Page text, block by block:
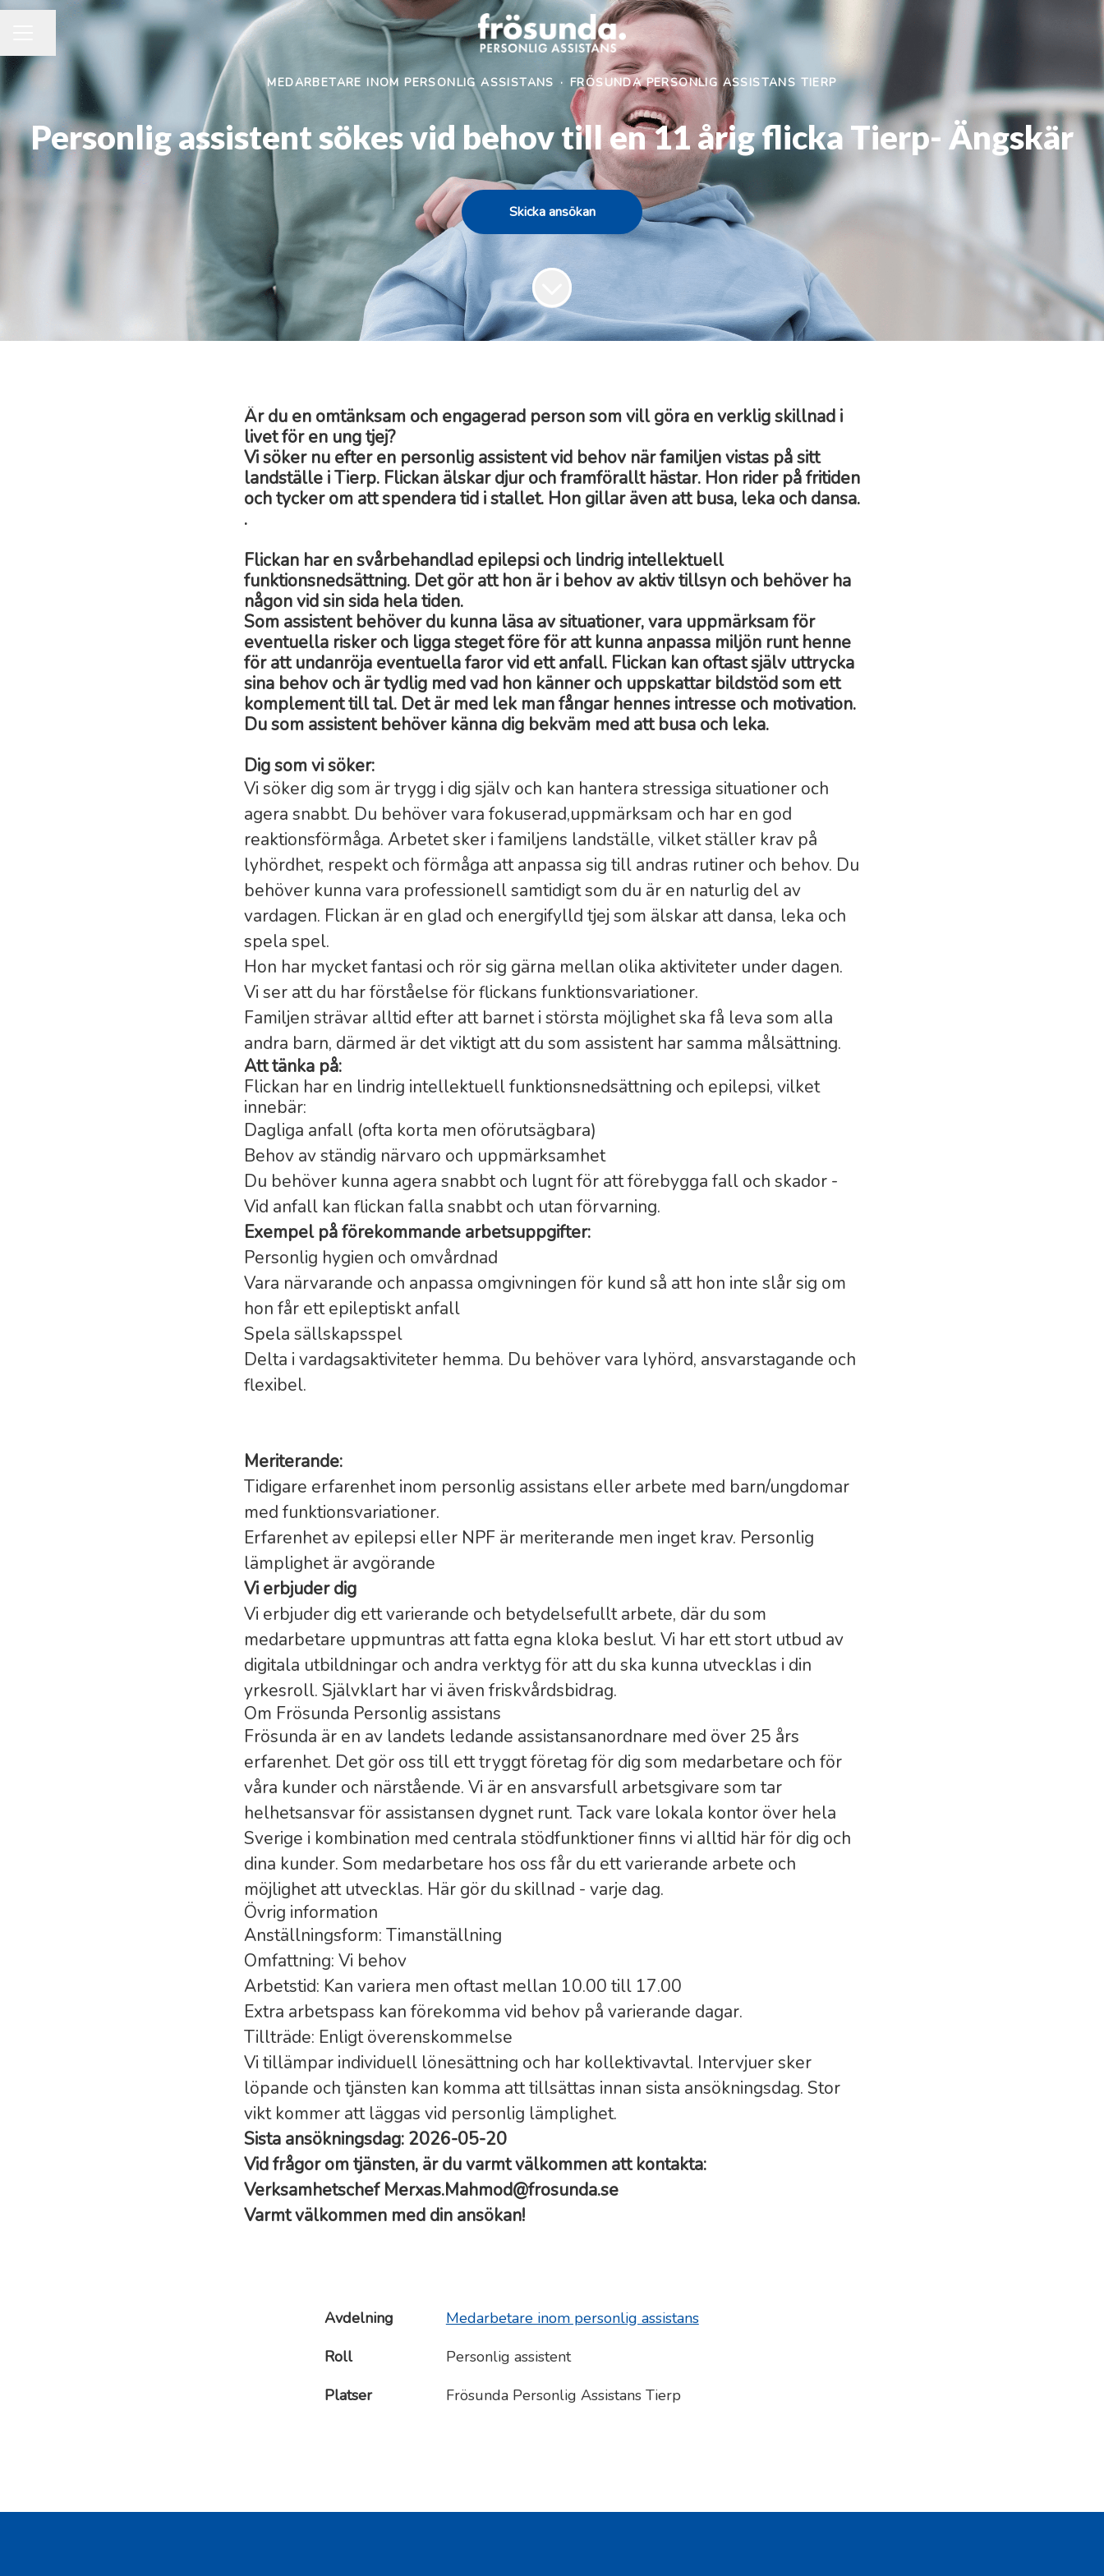
KARRIÄRMENY
Dela sidan
MEDARBETARE INOM PERSONLIG ASSISTANS · FRÖSUNDA PERSONLIG ASSISTANS TIERP
Personlig assistent sökes vid behov till en 11 årig flicka Tierp- Ängskär
Skicka ansökan
Är du en omtänksam och engagerad person som vill göra en verklig skillnad i
livet för en ung tjej?
Vi söker nu efter en personlig assistent vid behov när familjen vistas på sitt
landställe i Tierp. Flickan älskar djur och framförallt hästar. Hon rider på fritiden
och tycker om att spendera tid i stallet. Hon gillar även att busa, leka och dansa.
.
Flickan har en svårbehandlad epilepsi och lindrig intellektuell
funktionsnedsättning. Det gör att hon är i behov av aktiv tillsyn och behöver ha
någon vid sin sida hela tiden.
Som assistent behöver du kunna läsa av situationer, vara uppmärksam för
eventuella risker och ligga steget före för att kunna anpassa miljön runt henne
för att undanröja eventuella faror vid ett anfall. Flickan kan oftast själv uttrycka
sina behov och är tydlig med vad hon känner och uppskattar bildstöd som ett
komplement till tal. Det är med lek man fångar hennes intresse och motivation.
Du som assistent behöver känna dig bekväm med att busa och leka.
Dig som vi söker:
Vi söker dig som är trygg i dig själv och kan hantera stressiga situationer och
agera snabbt. Du behöver vara fokuserad,uppmärksam och har en god
reaktionsförmåga. Arbetet sker i familjens landställe, vilket ställer krav på
lyhördhet, respekt och förmåga att anpassa sig till andras rutiner och behov. Du
behöver kunna vara professionell samtidigt som du är en naturlig del av
vardagen. Flickan är en glad och energifylld tjej som älskar att dansa, leka och
spela spel.
Hon har mycket fantasi och rör sig gärna mellan olika aktiviteter under dagen.
Vi ser att du har förståelse för flickans funktionsvariationer.
Familjen strävar alltid efter att barnet i största möjlighet ska få leva som alla
andra barn, därmed är det viktigt att du som assistent har samma målsättning.
Att tänka på:
Flickan har en lindrig intellektuell funktionsnedsättning och epilepsi, vilket
innebär:
Dagliga anfall (ofta korta men oförutsägbara)
Behov av ständig närvaro och uppmärksamhet
Du behöver kunna agera snabbt och lugnt för att förebygga fall och skador -
Vid anfall kan flickan falla snabbt och utan förvarning.
Exempel på förekommande arbetsuppgifter:
Personlig hygien och omvårdnad
Vara närvarande och anpassa omgivningen för kund så att hon inte slår sig om
hon får ett epileptiskt anfall
Spela sällskapsspel
Delta i vardagsaktiviteter hemma. Du behöver vara lyhörd, ansvarstagande och
flexibel.
Meriterande:
Tidigare erfarenhet inom personlig assistans eller arbete med barn/ungdomar
med funktionsvariationer.
Erfarenhet av epilepsi eller NPF är meriterande men inget krav. Personlig
lämplighet är avgörande
Vi erbjuder dig
Vi erbjuder dig ett varierande och betydelsefullt arbete, där du som
medarbetare uppmuntras att fatta egna kloka beslut. Vi har ett stort utbud av
digitala utbildningar och andra verktyg för att du ska kunna utvecklas i din
yrkesroll. Självklart har vi även friskvårdsbidrag.
Om Frösunda Personlig assistans
Frösunda är en av landets ledande assistansanordnare med över 25 års
erfarenhet. Det gör oss till ett tryggt företag för dig som medarbetare och för
våra kunder och närstående. Vi är en ansvarsfull arbetsgivare som tar
helhetsansvar för assistansen dygnet runt. Tack vare lokala kontor över hela
Sverige i kombination med centrala stödfunktioner finns vi alltid här för dig och
dina kunder. Som medarbetare hos oss får du ett varierande arbete och
möjlighet att utvecklas. Här gör du skillnad - varje dag.
Övrig information
Anställningsform: Timanställning
Omfattning: Vi behov
Arbetstid: Kan variera men oftast mellan 10.00 till 17.00
Extra arbetspass kan förekomma vid behov på varierande dagar.
Tillträde: Enligt överenskommelse
Vi tillämpar individuell lönesättning och har kollektivavtal. Intervjuer sker
löpande och tjänsten kan komma att tillsättas innan sista ansökningsdag. Stor
vikt kommer att läggas vid personlig lämplighet.
Sista ansökningsdag: 2026-05-20
Vid frågor om tjänsten, är du varmt välkommen att kontakta:
Verksamhetschef Merxas.Mahmod@frosunda.se
Varmt välkommen med din ansökan!
Avdelning
Medarbetare inom personlig assistans
Roll
Personlig assistent
Platser
Frösunda Personlig Assistans Tierp